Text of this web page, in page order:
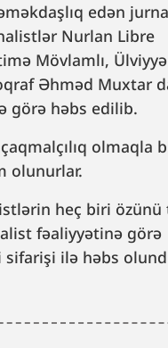
edən
Nurlan Libre
Mövlamlı,
Əhməd Muxtar
görə həbs edilib.
olmaqla
olunurlar.
heç biri
fəaliyyətinə görə
ilə həbs